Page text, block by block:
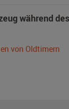
während
von Oldtimern